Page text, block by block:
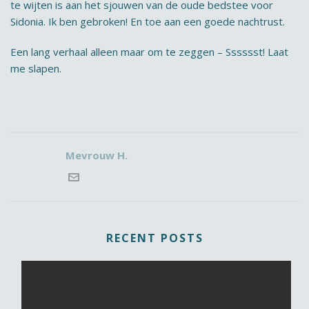
te wijten is aan het sjouwen van de oude bedstee voor
Sidonia. Ik ben gebroken! En toe aan een goede nachtrust.
Een lang verhaal alleen maar om te zeggen – Sssssst! Laat
me slapen.
Mevrouw H.
RECENT POSTS